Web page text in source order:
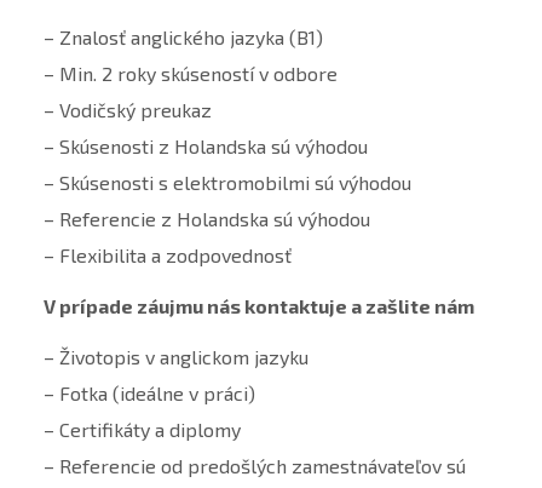
– Znalosť anglického jazyka (B1)
– Min. 2 roky skúseností v odbore
– Vodičský preukaz
– Skúsenosti z Holandska sú výhodou
– Skúsenosti s elektromobilmi sú výhodou
– Referencie z Holandska sú výhodou
– Flexibilita a zodpovednosť
V prípade záujmu nás kontaktuje a zašlite nám
– Životopis v anglickom jazyku
– Fotka (ideálne v práci)
– Certifikáty a diplomy
– Referencie od predošlých zamestnávateľov sú